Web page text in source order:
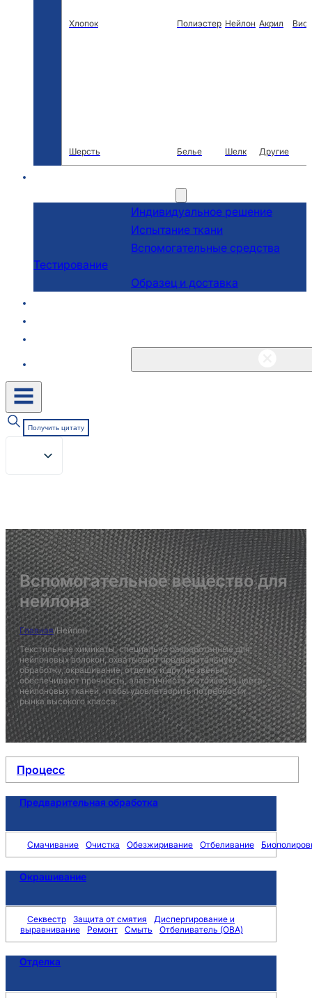
Хлопок Полиэстер Нейлон Акрил
Шерсть Белье Шелк Другие
Индивидуальное решение
Испытание ткани
Вспомогательные средства
Тестирование
Образец и доставка
Получить цитату
Вспомогательное вещество для
нейлона
Главная/Нейлон
Текстильные химикаты, специально разработанные для
нейлоновых волокон, охватывают предварительную
обработку, окрашивание, отделку и другие звенья,
обеспечивают прочность, эластичность и стойкость цвета
нейлоновых тканей, чтобы удовлетворить потребности
рынка высокого класса.
Процесс
Предварительная обработка
Смачивание Очистка Обезжиривание Отбеливание
Окрашивание
Секвестр Защита от смятия
Диспергирование и
выравнивание
Ремонт Смыть Отбеливатель (OBA)
Отделка